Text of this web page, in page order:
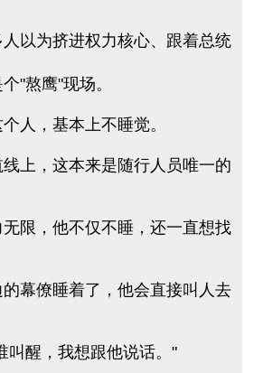
为挤进权力核心、跟着总统
熬鹰"现场。
，基本上不睡觉。
，这本来是随行人员唯一的
，他不仅不睡，还一直想找
僚睡着了，他会直接叫人去
醒，我想跟他说话。"